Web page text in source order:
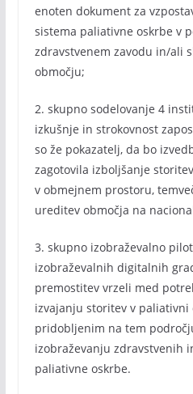
enoten dokument za
sistema paliativne oskrbe v
zdravstvenem zavodu in/ali
območju;
2. skupno sodelovanje 4
izkušnje in strokovnost
so že pokazatelj, da bo
zagotovila izboljšanje
v obmejnem prostoru,
ureditev območja na
3. skupno izobraževalno
izobraževalnih digitalnih
premostitev vrzeli med
izvajanju storitev v
pridobljenim na tem
izobraževanju zdravstvenih
paliativne oskrbe.